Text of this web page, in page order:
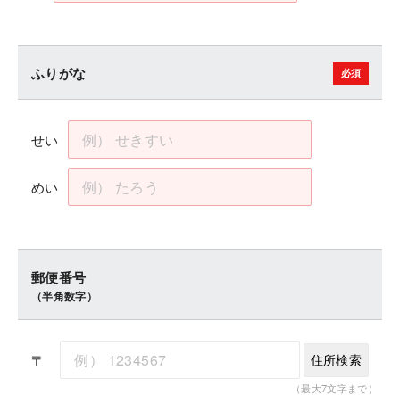
ふりがな
せい
めい
郵便番号
（半角数字）
〒
（最大7文字まで）
住所検索